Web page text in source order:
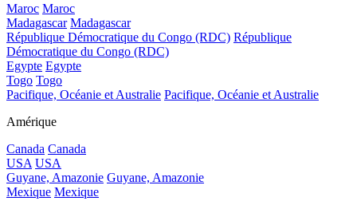
Maroc Maroc
Madagascar Madagascar
République Démocratique du Congo (RDC) République
Démocratique du Congo (RDC)
Egypte Egypte
Togo Togo
Pacifique, Océanie et Australie Pacifique, Océanie et Australie
Amérique
Canada Canada
USA USA
Guyane, Amazonie Guyane, Amazonie
Mexique Mexique